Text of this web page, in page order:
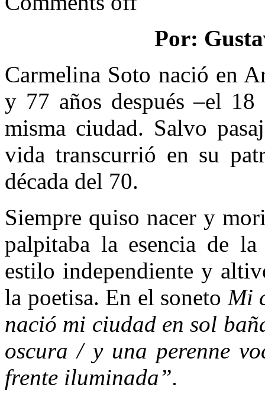
Por:
Carmelina Soto nació en
y 77 años después –el
misma ciudad. Salvo
vida transcurrió en su
década del 70.
Siempre quiso nacer y
palpitaba la esencia de
estilo independiente y
la poetisa. En el soneto Mi
nació mi ciudad en sol
oscura / y una perenne
frente iluminada”.